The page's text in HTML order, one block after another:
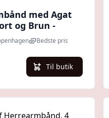
med Agat
og Brun -
Bedste pris
Til butik